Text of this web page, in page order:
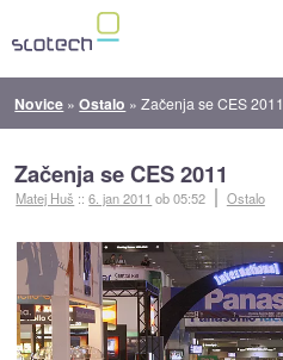
Novice »Ostalo »Začenja se CES 2011
Začenja se CES 2011
Matej Huš ::6. jan 2011 ob 05:52 Ostalo